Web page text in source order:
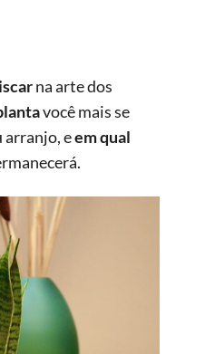
na arte dos
você mais se
arranjo, eem qual